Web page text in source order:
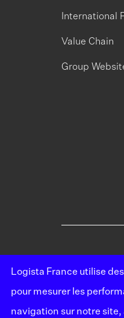
International
Value Chain
Group
Logista France utilise
pour mesurer les
navigation sur notre